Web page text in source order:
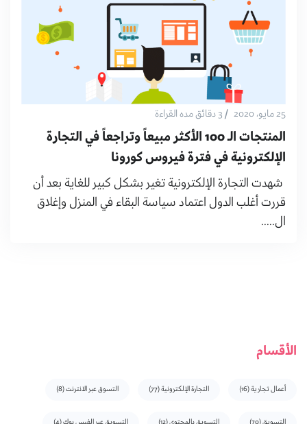
25 مايو، 2020 /3 دقائق مده القراءة
المنتجات الـ 100 الأكثر مبيعاً وتراجعاً في التجارة
الإلكترونية في فترة فيروس كورونا
شهدت التجارة الإلكترونية تغير بشكل كبير للغاية بعد أن
قررت أغلب الدول اعتماد سياسة البقاء في المنزل وإغلاق
ال.....
الأقسام
أعمال تجارية(16) التجارة الإلكترونية(77) التسوق عبر الانترنت(8)